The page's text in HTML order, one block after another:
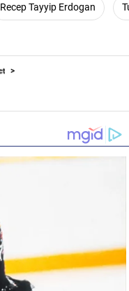
Recep Tayyip Erdogan